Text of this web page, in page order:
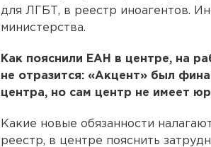
для ЛГБТ, в реестр иноагентов.
министерства.
Как пояснили ЕАН в центре, на
не отразится: «Акцент» был
центра, но сам центр не имеет
Какие новые обязанности
реестр, в центре пояснить